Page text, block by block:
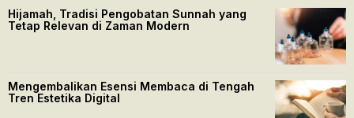
Hijamah, Tradisi Pengobatan Sunnah yang
Tetap Relevan di Zaman Modern
Mengembalikan Esensi Membaca di Tengah
Tren Estetika Digital